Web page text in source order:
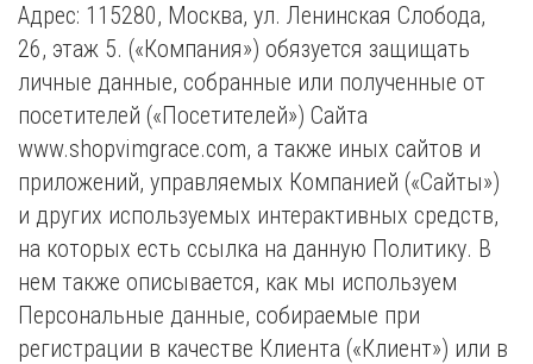
Адрес: 115280, Москва, ул. Ленинская Слобода,
26, этаж 5. («Компания») обязуется защищать
личные данные, собранные или полученные от
посетителей («Посетителей») Сайта
www.shopvimgrace.com, а также иных сайтов и
приложений, управляемых Компанией («Сайты»)
и других используемых интерактивных средств,
на которых есть ссылка на данную Политику. В
нем также описывается, как мы используем
Персональные данные, собираемые при
регистрации в качестве Клиента («Клиент») или в